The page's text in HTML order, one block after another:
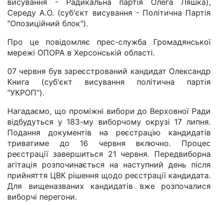
висування - Радикальна партія Олега Ляшка),
Середу А.О. (суб'єкт висування - Політична Партія
"Опозиційний блок").
Про це повідомляє прес-служба Громадянської
мережі ОПОРА в Херсонській області.
07 червня був зареєстрований кандидат Олександр
Книга (суб'єкт висування політична партія
"УКРОП").
Нагадаємо, що проміжні вибори до Верховної Ради
відбудуться у 183-му виборчому окрузі 17 липня.
Подання документів на реєстрацію кандидатів
триватиме до 16 червня включно. Процес
реєстрації завершиться 21 червня. Передвиборна
агітація розпочинається на наступний день після
прийняття ЦВК рішення щодо реєстрації кандидата.
Для вищеназваних кандидатів вже розпочалися
виборчі перегони.